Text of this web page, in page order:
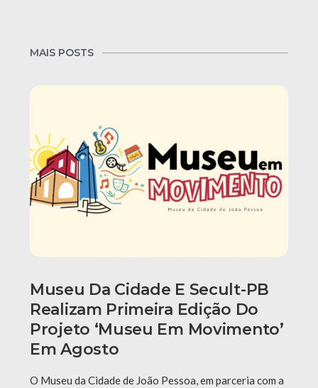
MAIS POSTS
Museu Da Cidade E Secult-PB
Realizam Primeira Edição Do
Projeto ‘Museu Em Movimento’
Em Agosto
O Museu da Cidade de João Pessoa, em parceria com a